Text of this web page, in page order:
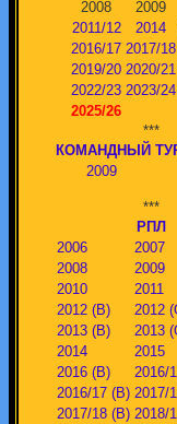
2008
2009
2011/12
2014
2016/17 2017/18
2019/20 2020/21
2022/23 2023/24
2025/26
***
КОМАНДНЫЙ
2009
***
РПЛ
2006
2007
2008
2009
2010
2011
2012 (В)
2012
2013 (В)
2013
2014
2015
2016 (В)
2016/
2016/17 (В) 2017/
2017/18 (В) 2018/